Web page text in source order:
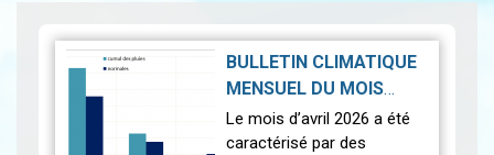
BULLETIN CLIMATIQUE
MENSUEL DU MOIS
D'AVRIL 2026 |
2026-05-19
Le mois d’avril 2026 a été
caractérisé par des